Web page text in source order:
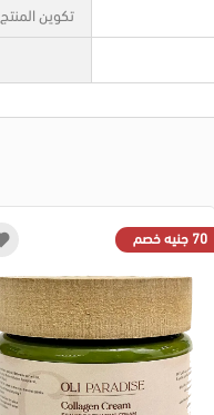
تكوين المنتج
70 جنيه خصم